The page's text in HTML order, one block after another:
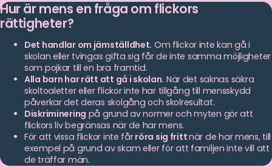
Hur är mens en fråga om flickors
rättigheter?
Det handlar om jämställdhet. Om flickor inte kan gå i
skolan eller tvingas gifta sig får de inte samma möjligheter
som pojkar till en bra framtid.
Alla barn har rätt att gå i skolan. När det saknas säkra
skoltoaletter eller flickor inte har tillgång till mensskydd
påverkar det deras skolgång och skolresultat.
Diskriminering på grund av normer och myten gör att
flickors liv begränsas när de har mens.
För att vissa flickor inte fårröra sig frittnär de har mens, till
exempel på grund av skam eller för att familjen inte vill att
de träffar män.